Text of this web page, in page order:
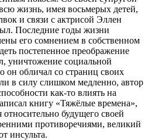
жизнь, имея восьмерых детей,
и связи с актрисой Эллен
Последние годы жизни
его сомнением в собственном
постепенное преображение
уничтожение социальной
он обличал со страниц своих
в силу слишком медленно, автор
как-то влиять на
книгу «Тяжёлые времена»,
будущего своей
противоречиями, великий
инсульта.